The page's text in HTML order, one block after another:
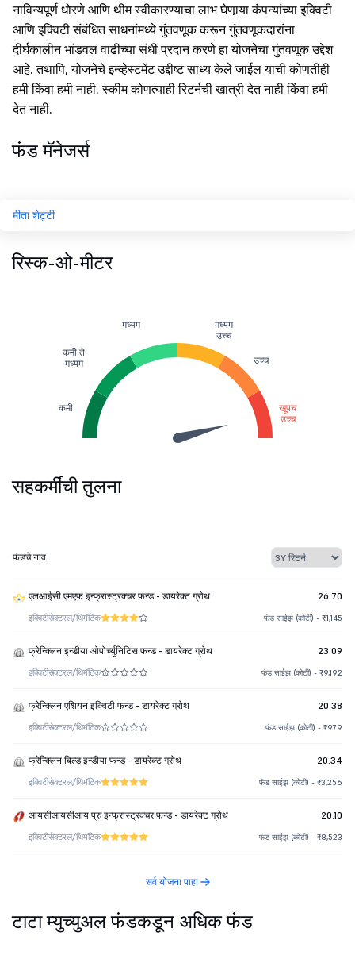
नाविन्यपूर्ण धोरणे आणि थीम स्वीकारण्याचा लाभ घेणार्‍या कंपन्यांच्या इक्विटी
आणि इक्विटी संबंधित साधनांमध्ये गुंतवणूक करून गुंतवणूकदारांना
दीर्घकालीन भांडवल वाढीच्या संधी प्रदान करणे हा योजनेचा गुंतवणूक उद्देश
आहे. तथापि, योजनेचे इन्व्हेस्टमेंट उद्दीष्ट साध्य केले जाईल याची कोणतीही
हमी किंवा हमी नाही. स्कीम कोणत्याही रिटर्नची खात्री देत नाही किंवा हमी
देत नाही.
फंड मॅनेजर्स
मीता शेट्टी
रिस्क-ओ-मीटर
कमी
कमी ते
मध्यम
मध्यम
मध्यम
उच्च
उच्च
खूपच
उच्च
सहकर्मींची तुलना
फंडचे नाव
एलआईसी एमएफ इन्फ्रास्ट्रक्चर फन्ड - डायरेक्ट ग्रोथ 26.70
इक्विटीसेक्टरल/थिमॅटिक फंड साईझ (कोटी) - ₹1,145
फ्रेन्क्लिन इन्डीया ओपोर्च्युनिटिस फन्ड - डायरेक्ट ग्रोथ 23.09
इक्विटीसेक्टरल/थिमॅटिक फंड साईझ (कोटी) - ₹9,192
फ्रेन्क्लिन एशियन इक्विटी फन्ड - डायरेक्ट ग्रोथ 20.38
इक्विटीसेक्टरल/थिमॅटिक फंड साईझ (कोटी) - ₹979
फ्रेन्क्लिन बिल्ड इन्डीया फन्ड - डायरेक्ट ग्रोथ 20.34
इक्विटीसेक्टरल/थिमॅटिक फंड साईझ (कोटी) - ₹3,256
आयसीआयसीआय प्रु इन्फ्रास्ट्रक्चर फन्ड - डायरेक्ट ग्रोथ 20.10
इक्विटीसेक्टरल/थिमॅटिक फंड साईझ (कोटी) - ₹8,523
सर्व योजना पाहा
टाटा म्युच्युअल फंडकडून अधिक फंड